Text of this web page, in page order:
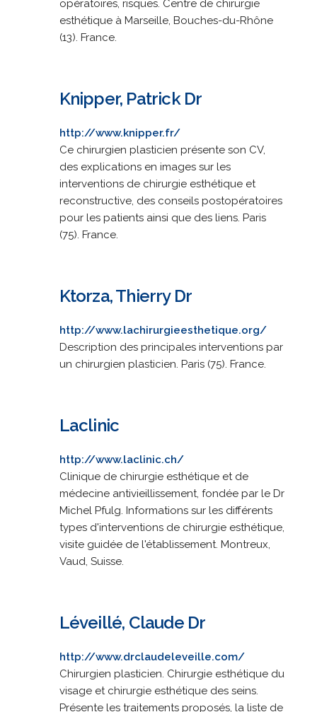
opératoires, risques. Centre de chirurgie
esthétique à Marseille, Bouches-du-Rhône
(13). France.
Knipper, Patrick Dr
http://www.knipper.fr/
Ce chirurgien plasticien présente son CV,
des explications en images sur les
interventions de chirurgie esthétique et
reconstructive, des conseils postopératoires
pour les patients ainsi que des liens. Paris
(75). France.
Ktorza, Thierry Dr
http://www.lachirurgieesthetique.org/
Description des principales interventions par
un chirurgien plasticien. Paris (75). France.
Laclinic
http://www.laclinic.ch/
Clinique de chirurgie esthétique et de
médecine antivieillissement, fondée par le Dr
Michel Pfulg. Informations sur les différents
types d'interventions de chirurgie esthétique,
visite guidée de l'établissement. Montreux,
Vaud, Suisse.
Léveillé, Claude Dr
http://www.drclaudeleveille.com/
Chirurgien plasticien. Chirurgie esthétique du
visage et chirurgie esthétique des seins.
Présente les traitements proposés, la liste de